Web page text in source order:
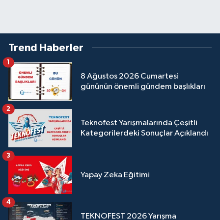
Trend Haberler
8 Ağustos 2026 Cumartesi
gününün önemli gündem başlıkları
1
Teknofest Yarışmalarında Çeşitli
Kategorilerdeki Sonuçlar Açıklandı
2
Yapay Zeka Eğitimi
3
TEKNOFEST 2026 Yarışma
4